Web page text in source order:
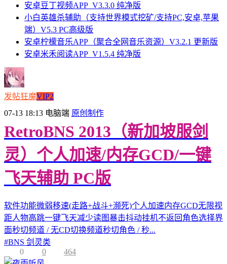
安卓豆丁视频APP_V3.3.0 纯净版
小白英雄杀辅助（支持世界模式挖矿/支持PC,安卓,苹果
端）V5.3 PC高级版
安卓柠檬音乐APP（聚合全网音乐资源）V3.2.1 更新版
安卓米禾阅读APP_V1.5.4 纯净版
发帖狂魔VIP2
07-13 18:13 电脑端 原创制作
RetroBNS 2013（新加坡服剑
灵）个人加速/内存GCD/一键
飞天辅助 PC版
软件功能微弱移速(走路+战斗+濒死)个人加速内存GCD无限视
距人物高跳一键飞天减少读图暴击抖动挂机不返回角色选择界
面秒切频道 / 无CD切换频道秒切角色 / 秒...
#BNS 剑灵类
0
0 464